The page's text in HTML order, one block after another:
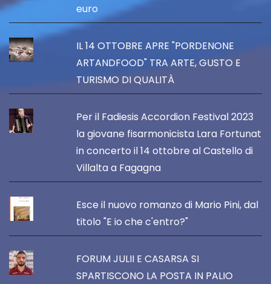
euro
IL 14 OTTOBRE APRE "PORDENONE
ARTANDFOOD" TRA ARTE, GUSTO E
TURISMO DI QUALITÀ
Per il Fadiesis Accordion Festival 2023
la giovane fisarmonicista Lara Fortunat
in concerto il 14 ottobre al Castello di
Villalta a Fagagna
Esce il nuovo romanzo di Mario Pini, dal
titolo "E io che c'entro?"
FORUM JULII E CASARSA SI
SPARTISCONO LA POSTA IN PALIO